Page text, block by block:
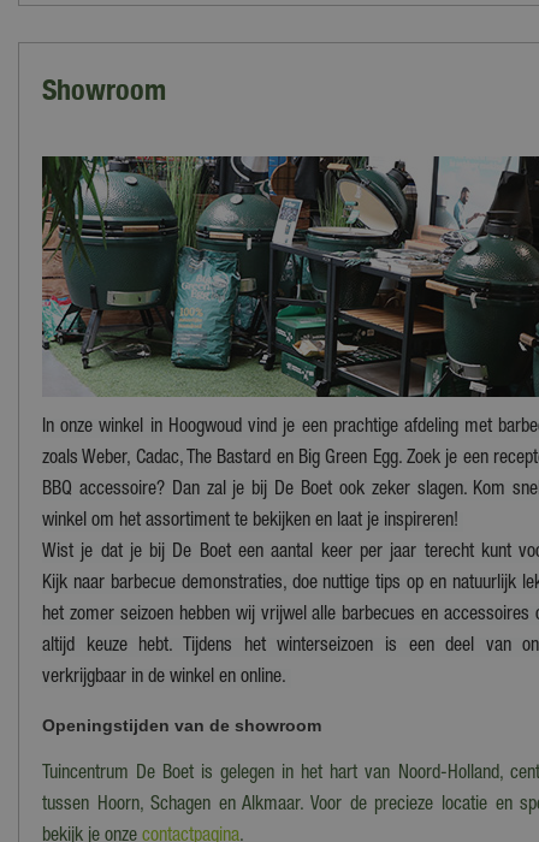
Showroom
In onze winkel in Hoogwoud vind je een prachtige afdeling met
zoals Weber, Cadac, The Bastard en Big Green Egg. Zoek je een
BBQ accessoire? Dan zal je bij De Boet ook zeker slagen. Kom
winkel om het assortiment te bekijken en laat je inspireren!
Wist je dat je bij De Boet een aantal keer per jaar terecht kunt
Kijk naar barbecue demonstraties, doe nuttige tips op en natuurlijk
het zomer seizoen hebben wij vrijwel alle barbecues en accessoires
altijd keuze hebt. Tijdens het winterseizoen is een deel van
verkrijgbaar in de winkel en online.
Openingstijden van de showroom
Tuincentrum De Boet is gelegen in het hart van Noord-Holland,
tussen Hoorn, Schagen en Alkmaar. Voor de precieze locatie en
bekijk je onze contactpagina.